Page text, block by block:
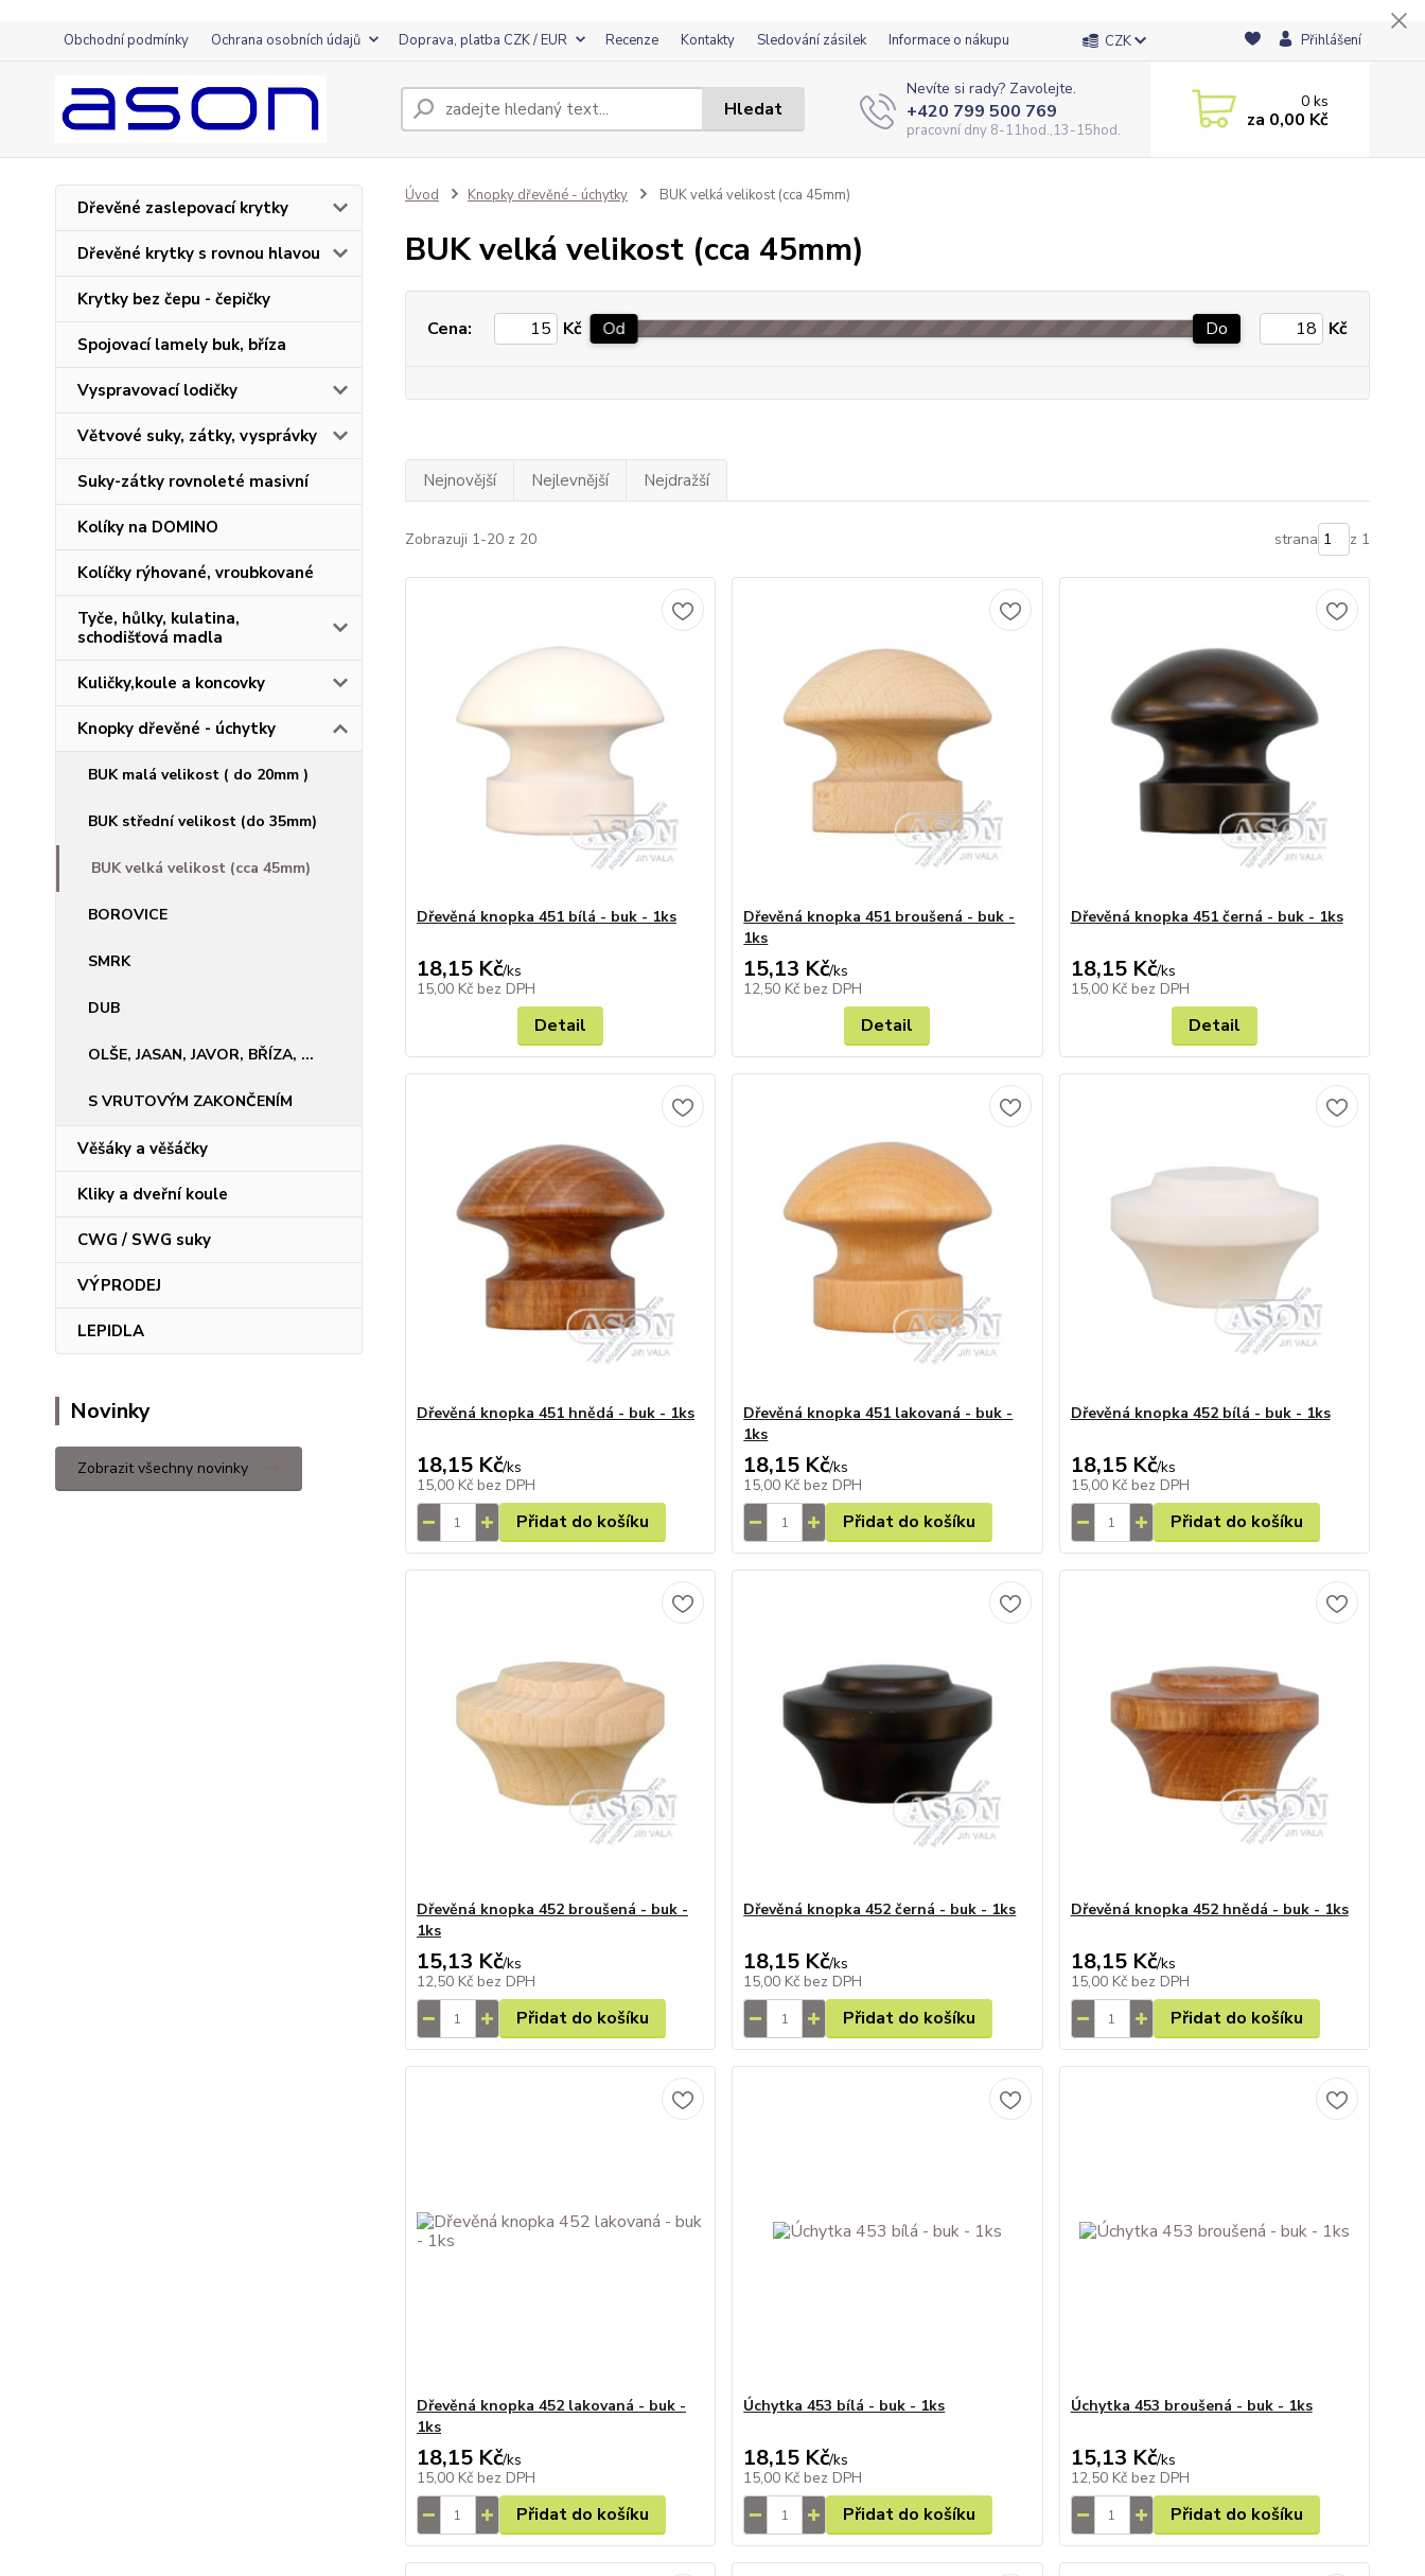
Obchodní podmínky Ochrana osobních údajů Doprava, platba CZK / EUR Recenze Kontakty Sledování zásilek Informace o nákupu CZK Přihlášení
Hledat
Nevíte si rady? Zavolejte.
+420 799 500 769
pracovní dny 8-11hod.,13-15hod.
0ks
za 0,00 Kč
Dřevěné zaslepovací krytky
Dřevěné krytky s rovnou hlavou
Krytky bez čepu - čepičky
Spojovací lamely buk, bříza
Vyspravovací lodičky
Větvové suky, zátky, vysprávky
Suky-zátky rovnoleté masivní
Kolíky na DOMINO
Kolíčky rýhované, vroubkované
Tyče, hůlky, kulatina,
schodišťová madla
Kuličky,koule a koncovky
Knopky dřevěné - úchytky
BUK malá velikost ( do 20mm )
BUK střední velikost (do 35mm)
BUK velká velikost (cca 45mm)
BOROVICE
SMRK
DUB
OLŠE, JASAN, JAVOR, BŘÍZA, ...
S VRUTOVÝM ZAKONČENÍM
Věšáky a věšáčky
Kliky a dveřní koule
CWG / SWG suky
VÝPRODEJ
LEPIDLA
Novinky
Zobrazit všechny novinky
Úvod Knopky dřevěné - úchytky BUK velká velikost (cca 45mm)
BUK velká velikost (cca 45mm)
Cena: Kč Od Do Kč
Nejnovější Nejlevnější Nejdražší
Zobrazuji 1-20 z 20 strana z 1
Dřevěná knopka 451 bílá - buk - 1ks
18,15 Kč/ks
15,00 Kč bez DPH
Detail
Dřevěná knopka 451 broušená - buk -
1ks
15,13 Kč/ks
12,50 Kč bez DPH
Detail
Dřevěná knopka 451 černá - buk - 1ks
18,15 Kč/ks
15,00 Kč bez DPH
Detail
Dřevěná knopka 451 hnědá - buk - 1ks
18,15 Kč/ks
15,00 Kč bez DPH
Přidat do košíku
Dřevěná knopka 451 lakovaná - buk -
1ks
18,15 Kč/ks
15,00 Kč bez DPH
Přidat do košíku
Dřevěná knopka 452 bílá - buk - 1ks
18,15 Kč/ks
15,00 Kč bez DPH
Přidat do košíku
Dřevěná knopka 452 broušená - buk -
1ks
15,13 Kč/ks
12,50 Kč bez DPH
Přidat do košíku
Dřevěná knopka 452 černá - buk - 1ks
18,15 Kč/ks
15,00 Kč bez DPH
Přidat do košíku
Dřevěná knopka 452 hnědá - buk - 1ks
18,15 Kč/ks
15,00 Kč bez DPH
Přidat do košíku
Dřevěná knopka 452 lakovaná - buk -
1ks
18,15 Kč/ks
15,00 Kč bez DPH
Přidat do košíku
Úchytka 453 bílá - buk - 1ks
18,15 Kč/ks
15,00 Kč bez DPH
Přidat do košíku
Úchytka 453 broušená - buk - 1ks
15,13 Kč/ks
12,50 Kč bez DPH
Přidat do košíku